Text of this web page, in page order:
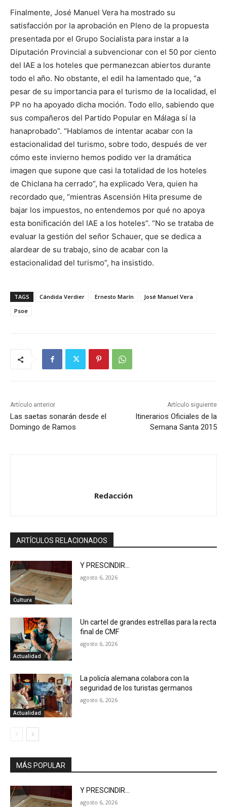
Finalmente, José Manuel Vera ha mostrado su
satisfacción por la aprobación en Pleno de la propuesta
presentada por el Grupo Socialista para instar a la
Diputación Provincial a subvencionar con el 50 por ciento
del IAE a los hoteles que permanezcan abiertos durante
todo el año. No obstante, el edil ha lamentado que, “a
pesar de su importancia para el turismo de la localidad, el
PP no ha apoyado dicha moción. Todo ello, sabiendo que
sus compañeros del Partido Popular en Málaga sí la
hanaprobado”. “Hablamos de intentar acabar con la
estacionalidad del turismo, sobre todo, después de ver
cómo este invierno hemos podido ver la dramática
imagen que supone que casi la totalidad de los hoteles
de Chiclana ha cerrado”, ha explicado Vera, quien ha
recordado que, “mientras Ascensión Hita presume de
bajar los impuestos, no entendemos por qué no apoya
esta bonificación del IAE a los hoteles”. “No se trataba de
evaluar la gestión del señor Schauer, que se dedica a
alardear de su trabajo, sino de acabar con la
estacionalidad del turismo”, ha insistido.
TAGS Cándida Verdier Ernesto Marín
José Manuel Vera
Psoe
Artículo anterior
Las saetas sonarán desde el
Domingo de Ramos
Artículo siguiente
Itinerarios Oficiales de la
Semana Santa 2015
Redacción
ARTÍCULOS RELACIONADOS
Cultura
Y PRESCINDIR…
agosto 6, 2026
Actualidad
Un cartel de grandes estrellas para la recta
final de CMF
agosto 6, 2026
Actualidad
La policía alemana colabora con la
seguridad de los turistas germanos
agosto 6, 2026
MÁS POPULAR
Y PRESCINDIR…
agosto 6, 2026